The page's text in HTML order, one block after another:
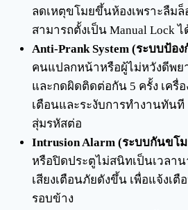
ลดเหตุขโมยขึ้นห้องเพราะลืมล็
สามารถตั้งเป็น Manual Lock
Anti-Prank System (ระบบป้อ
คนแปลกหน้าหรือผู้ไม่หวังดีพย
และกดผิดติดต่อกัน 5 ครั้ง เครื่
เตือนและระงับการทำงานทันที
สุ่มรหัสต่อ
Intrusion Alarm (ระบบกันขโ
หรือปิดประตูไม่สนิทเป็นเวลาน
เสียงเตือนภัยดังขึ้น เพื่อแจ้งเ
รอบข้าง